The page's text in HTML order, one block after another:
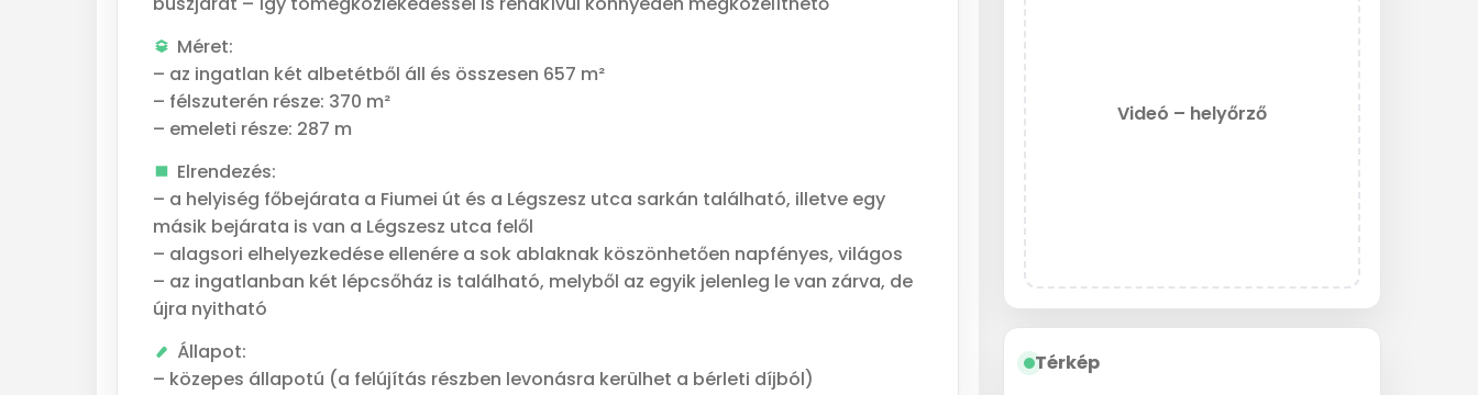
Méret:
– az ingatlan két albetétből áll és összesen 657 m²
– félszuterén része: 370 m²
– emeleti része: 287 m
Elrendezés:
– a helyiség főbejárata a Fiumei út és a Légszesz utca sarkán található, illetve egy
másik bejárata is van a Légszesz utca felől
– alagsori elhelyezkedése ellenére a sok ablaknak köszönhetően napfényes, világos
– az ingatlanban két lépcsőház is található, melyből az egyik jelenleg le van zárva, de
újra nyitható
Állapot:
– közepes állapotú (a felújítás részben levonásra kerülhet a bérleti díjból)
Videó – helyőrző
Térkép